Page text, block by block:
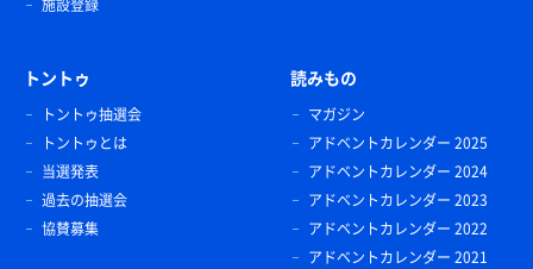
施設登録
トントゥ
トントゥ抽選会
トントゥとは
当選発表
過去の抽選会
協賛募集
読みもの
マガジン
アドベントカレンダー 2025
アドベントカレンダー 2024
アドベントカレンダー 2023
アドベントカレンダー 2022
アドベントカレンダー 2021